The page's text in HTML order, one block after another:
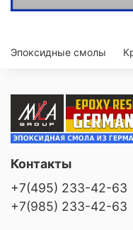
Эпоксидные смолы
Контакты
+7(495) 233-42-63
+7(985) 233-42-63